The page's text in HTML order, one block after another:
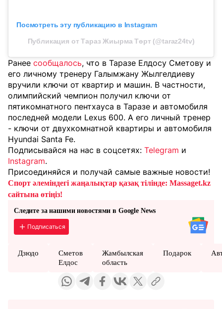
Посмотреть эту публикацию в Instagram
Публикация от Тараз Жиырма Төрт (@taraz24tv)
Ранее сообщалось, что в Таразе Елдосу Сметову и
его личному тренеру Галымжану Жылгелдиеву
вручили ключи от квартир и машин. В частности,
олимпийский чемпион получил ключи от
пятикомнатного пентхауса в Таразе и автомобиля
последней модели Lexus 600. А его личный тренер
- ключи от двухкомнатной квартиры и автомобиля
Hyundai Santa Fe.
Подписывайся на нас в соцсетях: Telegram и
Instagram.
Присоединяйся и получай самые важные новости!
Спорт әлеміндегі жаңалықтар қазақ тілінде: Massaget.kz
сайтына өтіңіз!
Следите за нашими новостями в Google News
Подписаться
Дзюдо
Сметов
Елдос
Жамбылская
область
Подарок